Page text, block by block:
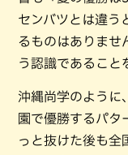
センバツとは違う
るものはありませ
う認識であること
沖縄尚学のように
園で優勝するパタ
っと抜けた後も全